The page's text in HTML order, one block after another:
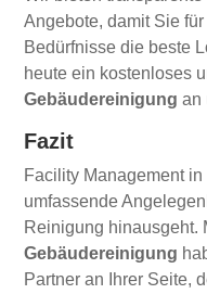
Angebote, damit Sie
Bedürfnisse die beste
heute ein kostenloses
Gebäudereinigung an
Fazit
Facility Management
umfassende
Reinigung hinausgeht.
Gebäudereinigung
Partner an Ihrer Seite,